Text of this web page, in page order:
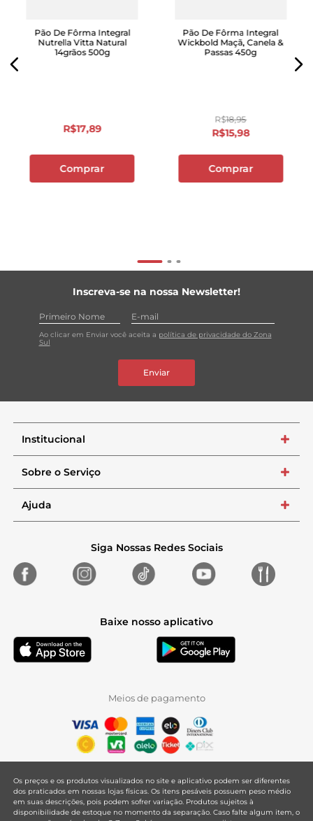
Pão De Fôrma Integral
Nutrella Vitta Natural
14grãos 500g
R$17,89
Comprar
Pão De Fôrma Integral
Wickbold Maçã, Canela &
Passas 450g
R$18,95
R$15,98
Comprar
Inscreva-se na nossa Newsletter!
Ao clicar em Enviar você aceita a política de privacidade do Zona
Sul
Enviar
Institucional +
Sobre o Serviço +
Ajuda +
Siga Nossas Redes Sociais
Baixe nosso aplicativo
Meios de pagamento
Os preços e os produtos visualizados no site e aplicativo podem ser diferentes
dos praticados em nossas lojas físicas. Os itens pesáveis possuem peso médio
em suas descrições, pois podem sofrer variação. Produtos sujeitos à
disponibilidade de estoque no momento da separação. Caso falte algum item, o